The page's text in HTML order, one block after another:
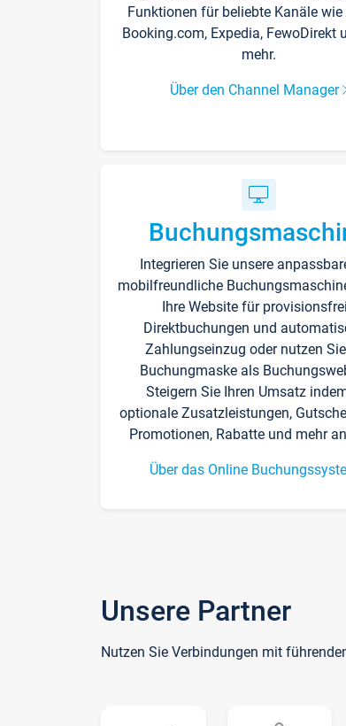
Funktionen für beliebte Kanäle wie
Booking.com, Expedia, FewoDirekt
mehr.
Über den Channel Manager
Integrieren Sie unsere
mobilfreundliche
Ihre Website für
Direktbuchungen und
Zahlungseinzug oder nutzen
Buchungmaske als
Steigern Sie Ihren Umsatz
optionale Zusatzleistungen,
Promotionen, Rabatte und mehr
Über das Online
Unsere Partner
Nutzen Sie Verbindungen mit